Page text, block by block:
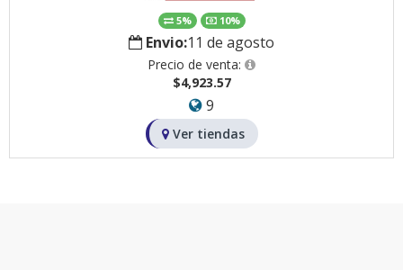
5% 10%
Envio:11 de agosto
Precio de venta:
$4,923.57
9
Ver tiendas